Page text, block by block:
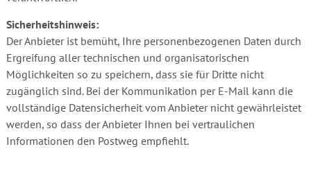
Sicherheitshinweis:
Der Anbieter ist bemüht, Ihre personenbezogenen Daten durch
Ergreifung aller technischen und organisatorischen
Möglichkeiten so zu speichern, dass sie für Dritte nicht
zugänglich sind. Bei der Kommunikation per E-Mail kann die
vollständige Datensicherheit vom Anbieter nicht gewährleistet
werden, so dass der Anbieter Ihnen bei vertraulichen
Informationen den Postweg empfiehlt.